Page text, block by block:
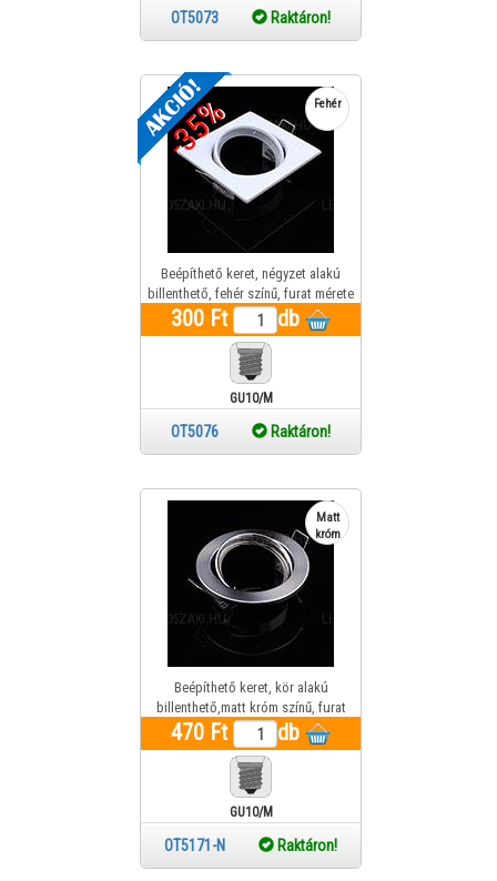
OT5073 Raktáron!
-35% Fehér
Beépíthető keret, négyzet alakú
billenthető, fehér színű, furat mérete
70mm
300 Ft db
GU10/MR16
OT5076 Raktáron!
Matt
króm
Beépíthető keret, kör alakú
billenthető,matt króm színű, furat
mérete 70mm
470 Ft db
GU10/MR16
OT5171-N Raktáron!